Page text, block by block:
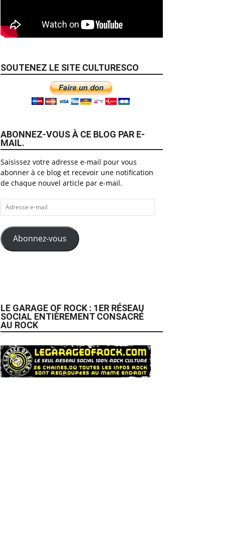
SOUTENEZ LE SITE CULTURESCO
ABONNEZ-VOUS À CE BLOG PAR E-
MAIL.
Saisissez votre adresse e-mail pour vous
abonner à ce blog et recevoir une notification
de chaque nouvel article par e-mail.
Adresse
e-
mail
Abonnez-vous
LE GARAGE OF ROCK : 1ER RÉSEAU
SOCIAL ENTIÈREMENT CONSACRÉ
AU ROCK